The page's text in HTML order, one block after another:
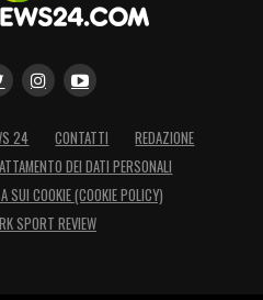
24 CONTATTI
REDAZIONE
DEI DATI PERSONALI
SUI COOKIE (COOKIE POLICY)
SPORT REVIEW